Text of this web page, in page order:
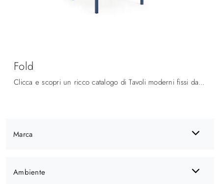
Marca
Ambiente
Fold
Clicca e scopri un ricco catalogo di Tavoli moderni fissi da cucina! Il modello Fold di Midj ti sta aspettando.